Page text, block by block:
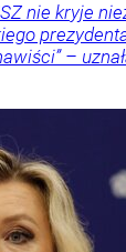
nie kryje
–